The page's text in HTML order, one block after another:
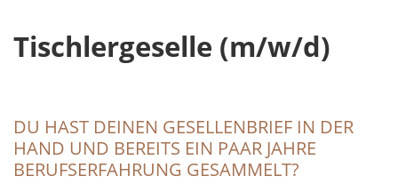
Tischlergeselle (m/w/d)
DU HAST DEINEN GESELLENBRIEF IN DER
HAND UND BEREITS EIN PAAR JAHRE
BERUFSERFAHRUNG GESAMMELT?